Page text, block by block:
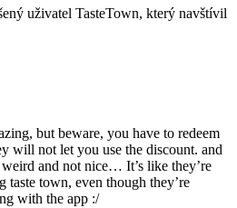
uživatel TasteTown, který navštívil
but beware, you have to redeem
will not let you use the discount. and
and not nice… It’s like they’re
taste town, even though they’re
with the app :/